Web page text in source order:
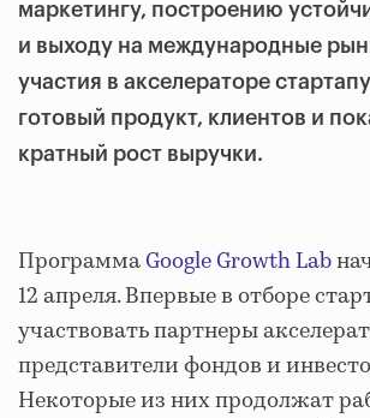
маркетингу, построению
и выходу на международные
участия в акселераторе
готовый продукт, клиентов и
кратный рост выручки.
ПрограммаGoogle Growth Lab
12 апреля. Впервые в отборе
участвовать партнеры
представители фондов и
Некоторые из них продолжат